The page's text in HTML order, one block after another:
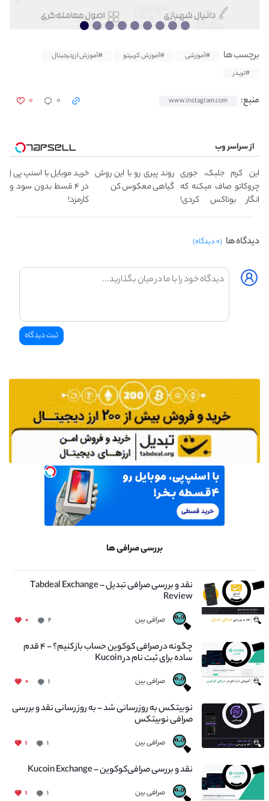
برچسب ها #آموزشی #آموزش کریپتو
#آموزش ارزدیجیتال
#تریدر
منبع: www.instagram.com ۰ ۰
از سراسر وب
این کرم جلبک، جوری
چروکاتو صاف میکنه که
انگار بوتاکس کردی!
(تخفیف ویژه)
روند پیری رو با این روش
گیاهی معکوس کن
خرید موبایل با اسنپ پی |
در ۴ قسط بدون سود و
کارمزد!
دیدگاه ها (۰ دیدگاه)
بررسی صرافی ها
نقد و بررسی صرافی تبدیل – Tabdeal Exchange
Review
صرافی بین ۲ ۰
چگونه در صرافی کوکوین حساب باز کنیم؟ - ۴ قدم
ساده برای ثبت نام در Kucoin
صرافی بین ۱ ۰
نوبیتکس به روزرسانی شد – به روز رسانی نقد و بررسی
صرافی نوبیتکس
صرافی بین ۱ ۱
نقد و بررسی صرافی‌کوکوین – Kucoin Exchange
صرافی بین ۱ ۱